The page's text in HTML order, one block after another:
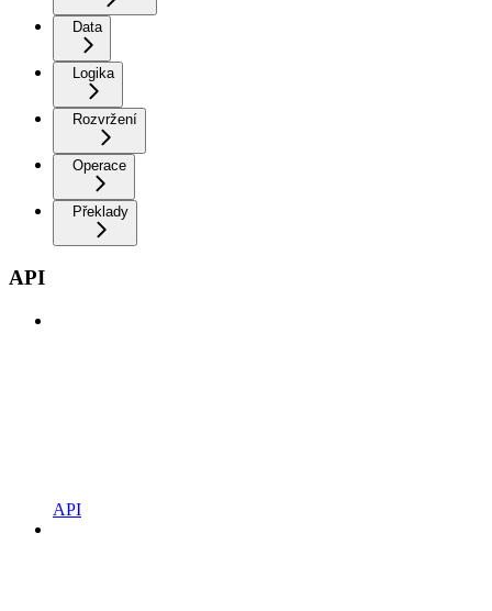
Data
Logika
Rozvržení
Operace
Překlady
API
API